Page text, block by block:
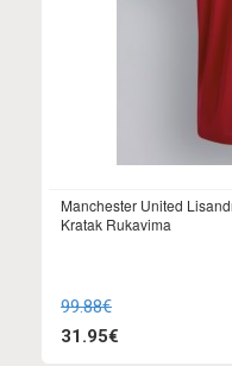
Manchester United
Kratak Rukavima
99.88€
31.95€